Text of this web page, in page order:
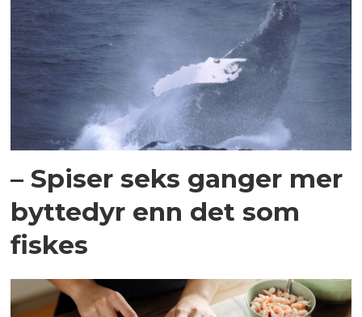
– Spiser seks ganger mer
byttedyr enn det som
fiskes